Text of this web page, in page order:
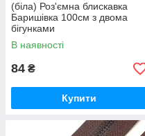
(біла) Роз'ємна блискавка
Баришівка 100см з двома
бігунками
В наявності
84 ₴
Купити